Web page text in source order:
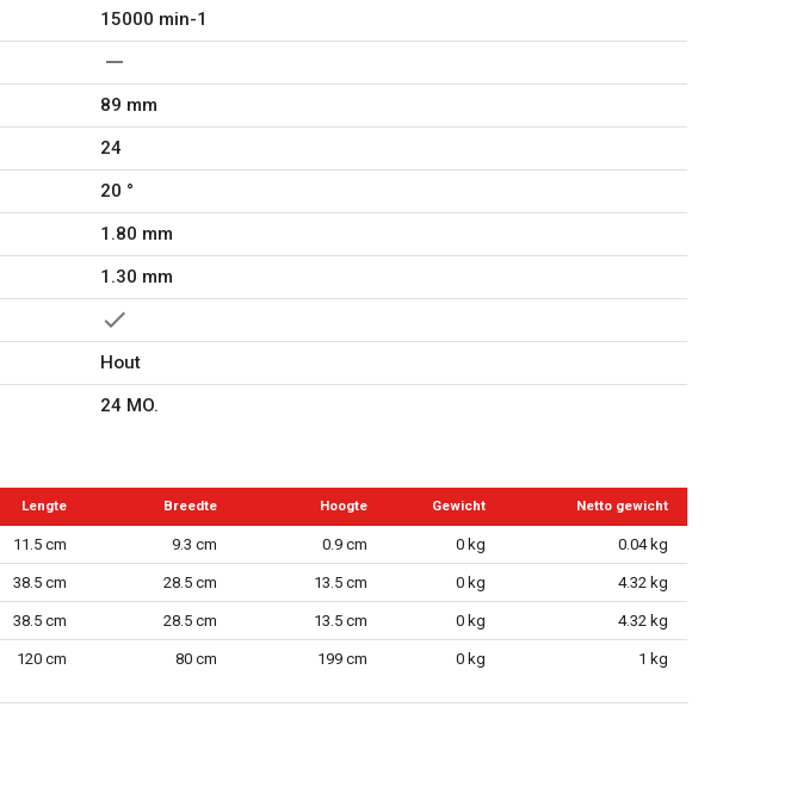
15000 min-1
89 mm
24
20 °
1.80 mm
1.30 mm
Hout
24 MO.
Lengte Breedte Hoogte Gewicht Netto gewicht
11.5 cm 9.3 cm 0.9 cm 0 kg 0.04 kg
38.5 cm 28.5 cm 13.5 cm 0 kg 4.32 kg
38.5 cm 28.5 cm 13.5 cm 0 kg 4.32 kg
120 cm 80 cm 199 cm 0 kg 1 kg